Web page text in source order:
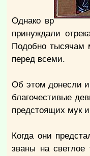
Однако вр
принуждали
Подобно тысячам
перед всеми.
Об этом донесли
благочестивые
предстоящих мук
Когда они
званы на